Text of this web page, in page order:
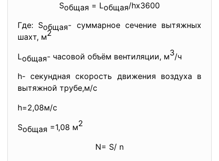
Sобщая = Lобщая/hх3600
Где: Sобщая- суммарное сечение вытяжных
шахт, м2
Lобщая- часовой объём вентиляции, м3/ч
h- секундная скорость движения воздуха в
вытяжной трубе,м/с
h=2,08м/с
Sобщая =1,08 м2
N= S/ n